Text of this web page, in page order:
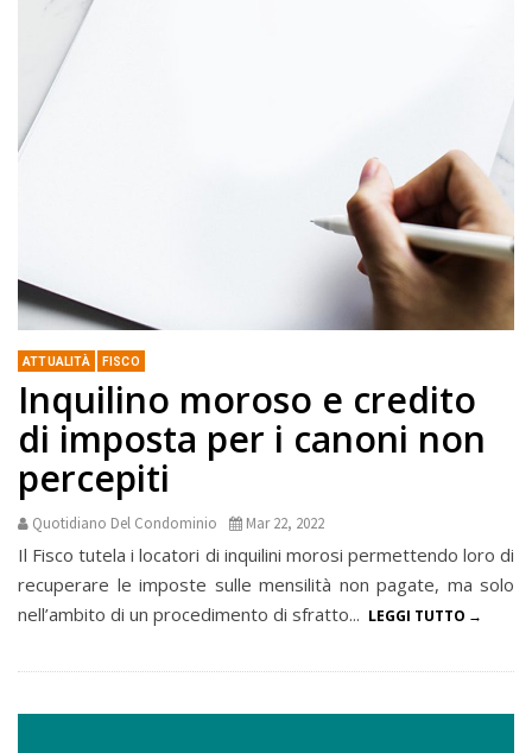
ATTUALITÀ FISCO
Inquilino moroso e credito
di imposta per i canoni non
percepiti
Quotidiano Del Condominio Mar 22, 2022
Il Fisco tutela i locatori di inquilini morosi permettendo loro di
recuperare le imposte sulle mensilità non pagate, ma solo
nell’ambito di un procedimento di sfratto... LEGGI TUTTO